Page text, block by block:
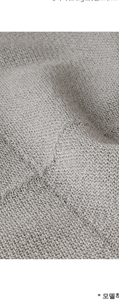
* 모델